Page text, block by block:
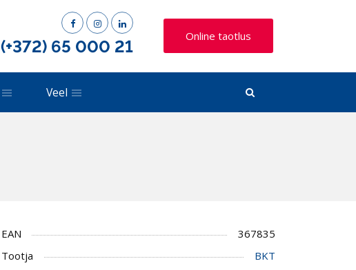
(+372) 65 000 21
Online taotlus
Veel
EAN
367835
Tootja
BKT